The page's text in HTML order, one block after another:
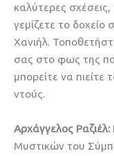
καλύτερες
γεμίζετε το δοχείο
Χανιήλ.
σας στο φως της
μπορείτε να
ντούς.
Αρχάγγελος Ραζιέλ:
Μυστικών του